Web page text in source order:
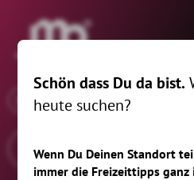
®
Wann
Schön dass Du da bist.
heute suchen?
Wenn Du Deinen Standort
immer die Freizeittipps ganz